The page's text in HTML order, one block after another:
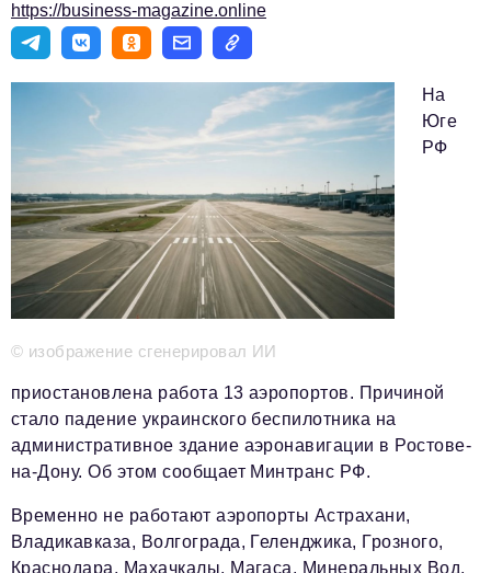
Мероприятия
Телефон редакции:
Электронные почты редакции:
Информационный отдел
info@business-magazine.online
Отдел рекламы
reklama@business-magazine.online
Отдел распространения/редакционная подписка
partner@business-magazine.online
https://business-magazine.online
© изображение сгенерировал ИИ
На
Юге
РФ
приостановлена работа 13 аэропортов. Причиной
стало падение украинского беспилотника на
административное здание аэронавигации в Ростове-
на-Дону. Об этом сообщает Минтранс РФ.
Временно не работают аэропорты Астрахани,
Владикавказа, Волгограда, Геленджика, Грозного,
Краснодара, Махачкалы, Магаса, Минеральных Вод,